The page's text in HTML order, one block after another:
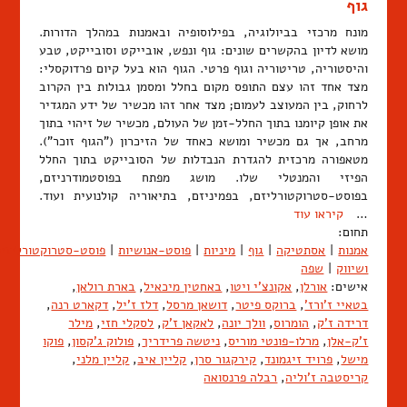
גוף
מונח מרכזי בביולוגיה, בפילוסופיה ובאמנות במהלך הדורות.
מושא לדיון בהקשרים שונים: גוף ונפש, אובייקט וסובייקט, טבע
והיסטוריה, טריטוריה וגוף פרטי. הגוף הוא בעל קיום פרדוקסלי:
מצד אחד זהו עצם התופס מקום בחלל ומסמן גבולות בין הקרוב
לרחוק, בין המעוצב לעמום; מצד אחר זהו מכשיר של ידע המגדיר
את אופן קיומנו בתוך החלל-זמן של העולם, מכשיר של זיהוי בתוך
מרחב, אך גם מכשיר ומושא כאחד של הזיכרון ("הגוף זוכר").
מטאפורה מרכזית להגדרת הנבדלות של הסובייקט בתוך החלל
הפיזי והמנטלי שלו. מושג מפתח בפוסטמודרניזם,
בפוסט-סטרוקטורליזם, בפמיניזם, בתיאוריה קולנועית ועוד.
… קיראו עוד
תחום:
אמנות | אסתטיקה | גוף | מיניות | פוסט-אנושיות | פוסט-
ושיווק | שפה
אישים: אורלן, אקונצ'י ויטו, באחטין מיכאיל, בארת רולאן,
בטאיי ז'ורז', ברוקס פיטר, דושאן מרסל, דלז ז'יל, דקארט רנה,
דרידה ז'ק, הומרוס, וולך יונה, לאקאן ז'ק, לסקלי חזי, מילר
ז'ק-אלן, מרלו-פונטי מוריס, ניטשה פרידריך, פולוק ג'קסון, פוקו
מישל, פרויד זיגמונד, קירקגור סרן, קליין איב, קליין מלני,
קריסטבה ז'וליה, רבלה פרנסואה